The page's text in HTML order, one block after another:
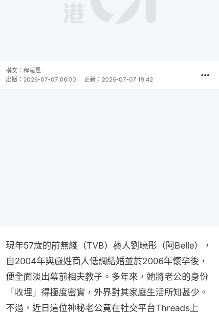
撰文： 程嵐風
出版： 2026-07-07 06:00 更新： 2026-07-07 19:42
現年57歲的前無綫（TVB）藝人劉曉彤（阿Belle），
自2004年與嚴姓商人低調結婚並於2006年懷孕後，
便全面淡出幕前相夫教子。多年來，她將老公的身份
「收埋」得極度密實，外界對其家庭生活所知甚少。
不過，近日這位神秘老公竟在社交平台Threads上